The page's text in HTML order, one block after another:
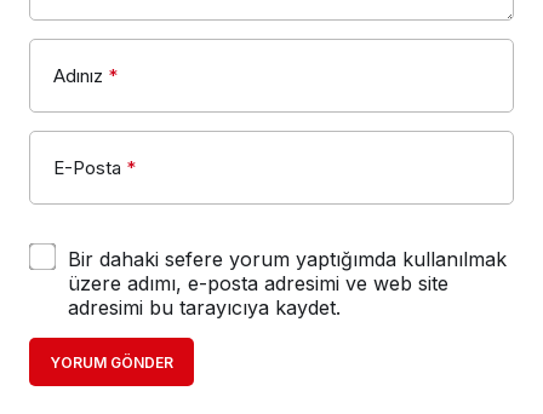
Adınız *
E-Posta *
Bir dahaki sefere yorum yaptığımda kullanılmak
üzere adımı, e-posta adresimi ve web site
adresimi bu tarayıcıya kaydet.
YORUM GÖNDER